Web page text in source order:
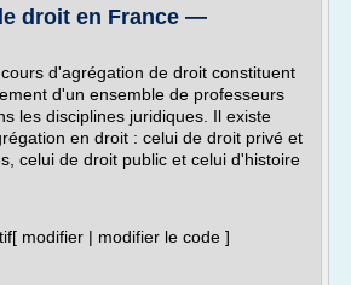
droit en France —
d'agrégation de droit constituent
d'un ensemble de professeurs
les disciplines juridiques. Il existe
en droit : celui de droit privé et
celui de droit public et celui d'histoire
modifier | modifier le code ]